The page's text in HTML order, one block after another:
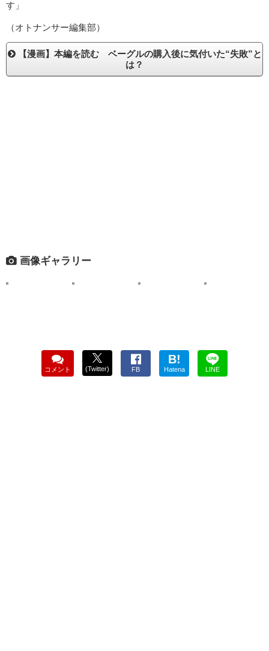
す」
（オトナンサー編集部）
【漫画】本編を読む ベーグルの購入後に気付いた“失敗”と
は？
画像ギャラリー
コメント (Twitter) FB
B!
Hatena LINE